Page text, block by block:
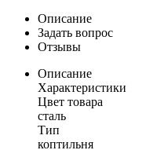
Описание
Задать вопрос
Отзывы
Описание
Характеристики
Цвет товара
сталь
Тип
коптильня